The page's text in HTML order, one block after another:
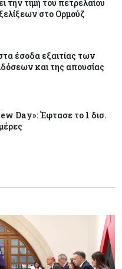
αλλάζει στάση
ενόψει κρίσιμων
Day»: Έφτασε το 1
6 ημέρες
5% του όγκου λιανικού
Ιούνιο
06-08-2026
δρόμος Λάρνακας –
χρόνια
τιμή του πετρελαίου
στο Ορμούζ
έσοδα εξαιτίας των
και της απουσίας
Day»: Έφτασε το 1 δισ.